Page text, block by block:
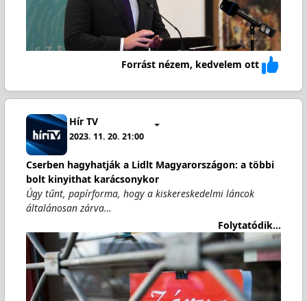
Forrást nézem, kedvelem ott
Hír TV
2023. 11. 20. 21:00
Cserben hagyhatják a Lidlt Magyarországon: a többi
bolt kinyithat karácsonykor
Úgy tűnt, papírforma, hogy a kiskereskedelmi láncok
általánosan zárva…
Folytatódik...